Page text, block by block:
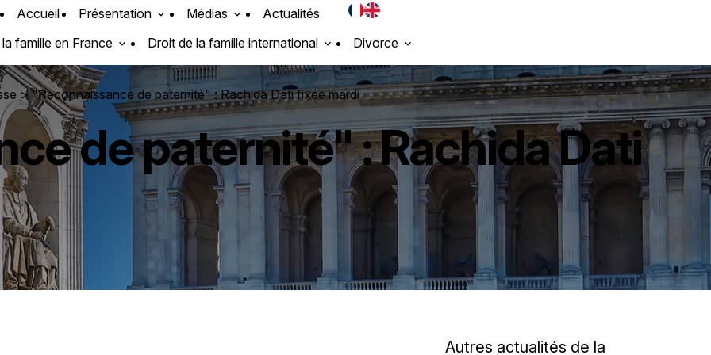
Accueil Présentation Médias
Actualités
famille en France
Droit de la famille international Divorce
> "Reconnaissance de paternité" : Rachida Dati fixée mardi
de paternité" : Rachida Dati
Autres actualités de la